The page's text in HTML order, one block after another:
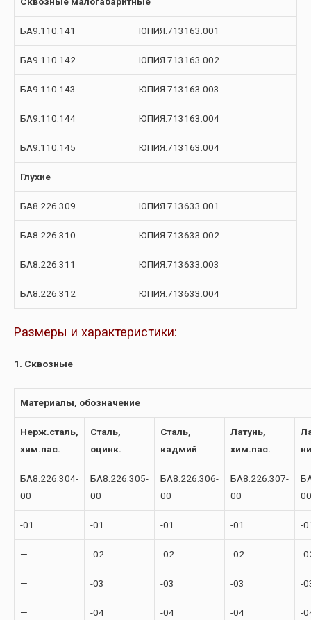
БА9.110.141 ЮПИЯ.713163.001
БА9.110.142 ЮПИЯ.713163.002
БА9.110.143 ЮПИЯ.713163.003
БА9.110.144 ЮПИЯ.713163.004
БА9.110.145 ЮПИЯ.713163.004
Глухие
БА8.226.309 ЮПИЯ.713633.001
БА8.226.310 ЮПИЯ.713633.002
БА8.226.311 ЮПИЯ.713633.003
БА8.226.312 ЮПИЯ.713633.004
Размеры и характеристики:
1. Сквозные
Материалы, обозначение
Нерж.сталь,
хим.пас.
Сталь,
оцинк.
Сталь,
кадмий
Латунь,
хим.пас.
БА8.226.304-
00
БА8.226.305-
00
БА8.226.306-
00
БА8.226.307-
00
00
-01 -01 -01 -01 -
— -02 -02 -02 -
— -03 -03 -03 -
— -04 -04 -04 -